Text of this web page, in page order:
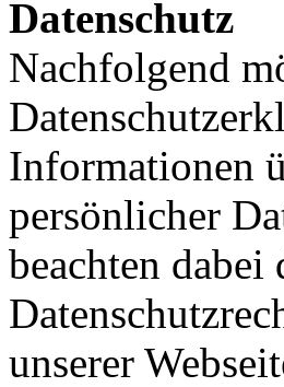
Datenschutz
Nachfolgend
Informationen
persönlicher
beachten dabei
unserer